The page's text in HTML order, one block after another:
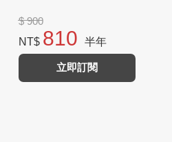
$ 900
NT$ 810 半年
立即訂閱